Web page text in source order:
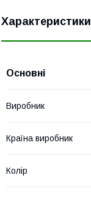
Характеристики
Основні
Виробник
Країна виробник
Колір